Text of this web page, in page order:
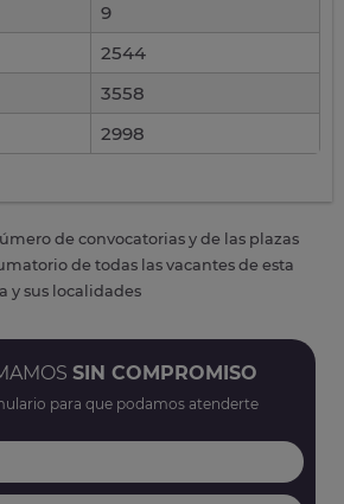
9
2544
3558
2998
de convocatorias y de las plazas
de todas las vacantes de esta
y sus localidades
SIN COMPROMISO
para que podamos atenderte